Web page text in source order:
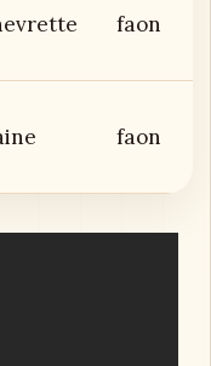
faon
faon